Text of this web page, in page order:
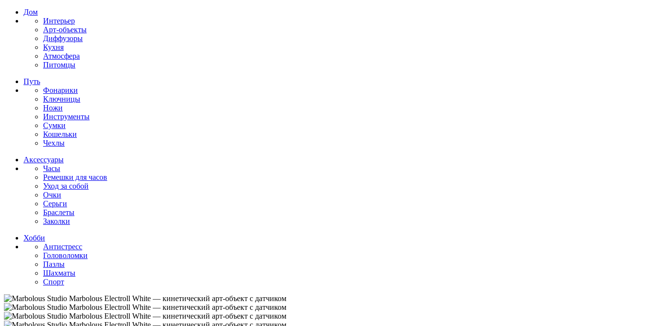
Дом
Интерьер
Арт-объекты
Диффузоры
Кухня
Атмосфера
Питомцы
Путь
Фонарики
Ключницы
Ножи
Инструменты
Сумки
Кошельки
Чехлы
Аксессуары
Часы
Ремешки для часов
Уход за собой
Очки
Серьги
Браслеты
Заколки
Хобби
Антистресс
Головоломки
Пазлы
Шахматы
Спорт